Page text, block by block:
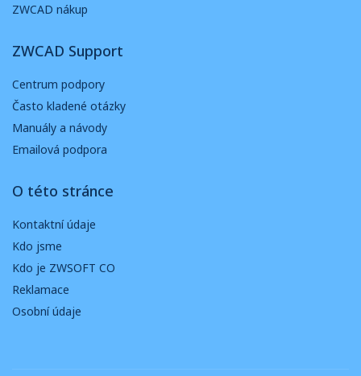
ZWCAD nákup
ZWCAD Support
Centrum podpory
Často kladené otázky
Manuály a návody
Emailová podpora
O této stránce
Kontaktní údaje
Kdo jsme
Kdo je ZWSOFT CO
Reklamace
Osobní údaje